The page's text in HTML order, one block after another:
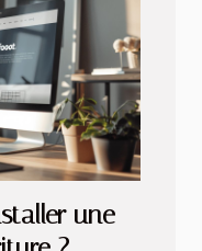
une